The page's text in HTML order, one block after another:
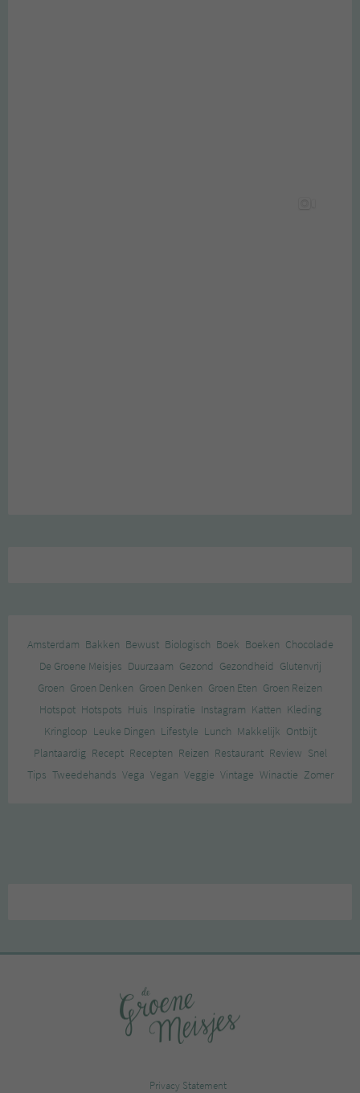
Amsterdam Bakken Bewust Biologisch Boek Boeken Chocolade
De Groene Meisjes Duurzaam Gezond Gezondheid Glutenvrij
Groen Groen Denken Groen Denken Groen Eten Groen Reizen
Hotspot Hotspots Huis Inspiratie Instagram Katten Kleding
Kringloop Leuke Dingen Lifestyle Lunch Makkelijk Ontbijt
Plantaardig Recept Recepten Reizen Restaurant Review Snel
Tips Tweedehands Vega Vegan Veggie Vintage Winactie Zomer
Privacy Statement